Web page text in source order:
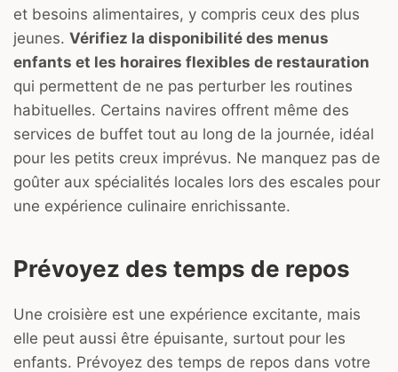
et besoins alimentaires, y compris ceux des plus
jeunes. Vérifiez la disponibilité des menus
enfants et les horaires flexibles de restauration
qui permettent de ne pas perturber les routines
habituelles. Certains navires offrent même des
services de buffet tout au long de la journée, idéal
pour les petits creux imprévus. Ne manquez pas de
goûter aux spécialités locales lors des escales pour
une expérience culinaire enrichissante.
Prévoyez des temps de repos
Une croisière est une expérience excitante, mais
elle peut aussi être épuisante, surtout pour les
enfants. Prévoyez des temps de repos dans votre